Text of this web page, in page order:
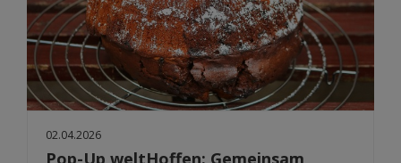
02.04.2026
Pop-Up weltHoffen: Gemeinsam